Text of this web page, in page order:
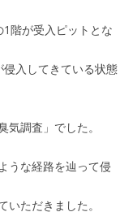
階が受入ピットとな
入してきている状態
調査」でした。
うな経路を辿って侵
ただきました。